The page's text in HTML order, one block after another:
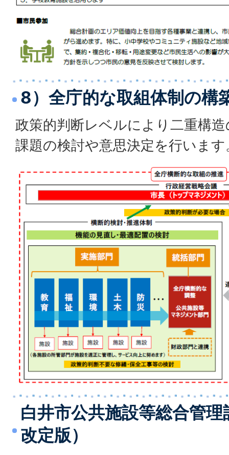
8）全庁的な取組体制の構
政策的判断レベルにより二重構
課題の検討や意思決定を行います
白井市公共施設等総合管
改定版）